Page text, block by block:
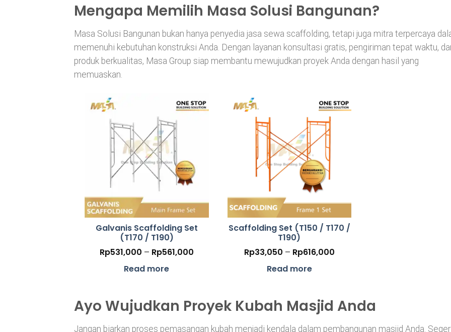
Mengapa Memilih Masa Solusi Bangunan?
Masa Solusi Bangunan bukan hanya penyedia jasa sewa scaffolding, tetapi juga mitra terpercaya
memenuhi kebutuhan konstruksi Anda. Dengan layanan konsultasi gratis, pengiriman tepat waktu,
produk berkualitas, Masa Group siap membantu mewujudkan proyek Anda dengan hasil yang
memuaskan.
Galvanis Scaffolding Set
(T170 / T190)
Rp531,000 – Rp561,000Price
Read more
Scaffolding Set (T150 / T170 /
T190)
Rp33,050 – Rp616,000Price
Read more
Ayo Wujudkan Proyek Kubah Masjid Anda
Jangan biarkan proses pemasangan kubah menjadi kendala dalam pembangunan masjid Anda.